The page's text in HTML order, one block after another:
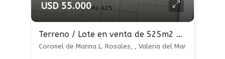
USD 55.000
Terreno / Lote en venta de 525m2 ubicado en Valeria del Mar
Coronel de Marina L. Rosales, , Valeria del Mar